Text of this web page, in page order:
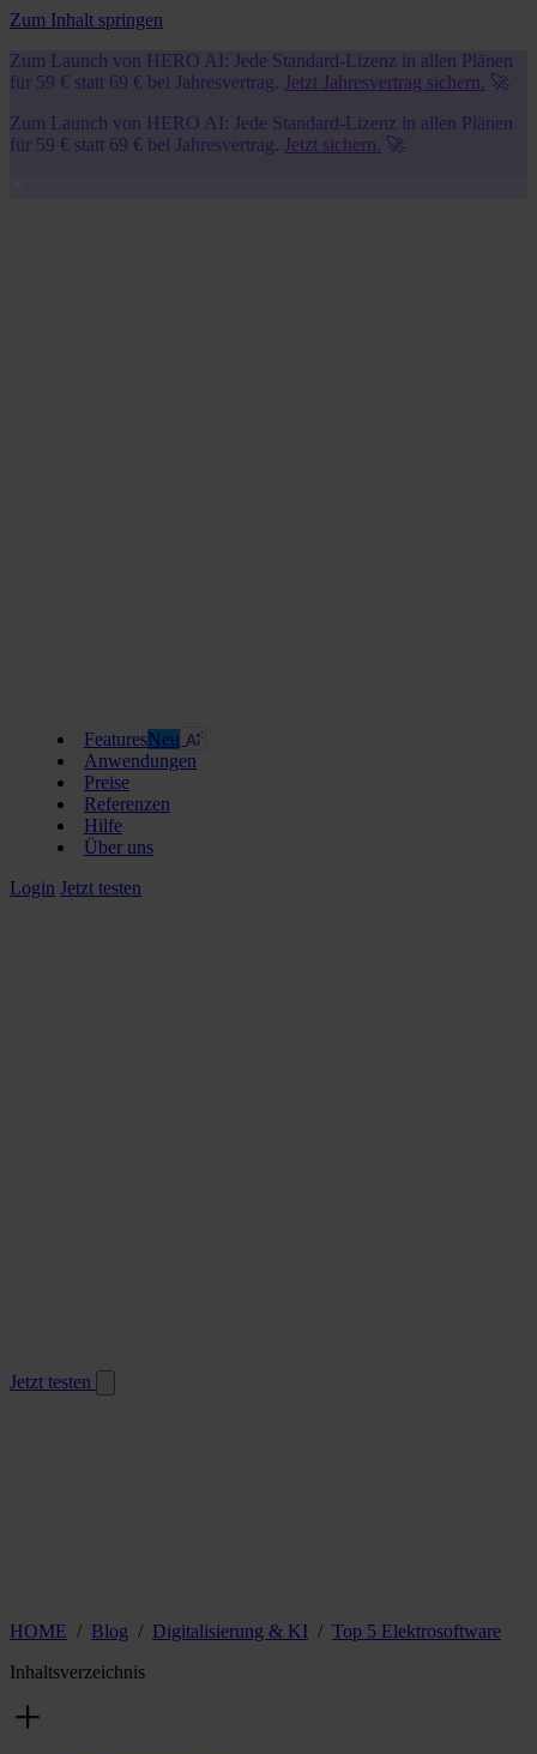
Zum Inhalt springen
Zum Launch von HERO AI: Jede Standard-Lizenz in allen Plänen
für 59 € statt 69 € bei Jahresvertrag. Jetzt Jahresvertrag sichern. 🚀
Zum Launch von HERO AI: Jede Standard-Lizenz in allen Plänen
für 59 € statt 69 € bei Jahresvertrag. Jetzt sichern. 🚀
FeaturesNeu
Anwendungen
Preise
Referenzen
Hilfe
Über uns
Login Jetzt testen
Jetzt testen
HOME / Blog / Digitalisierung & KI / Top 5 Elektrosoftware
Inhaltsverzeichnis